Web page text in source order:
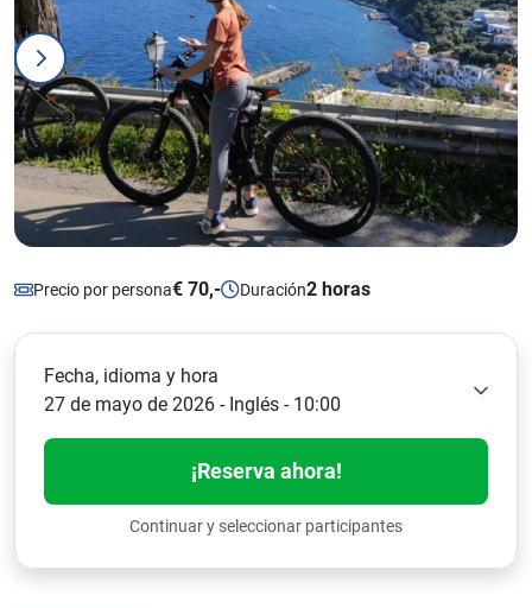
Precio por persona€ 70,- Duración2 horas
Fecha, idioma y hora
27 de mayo de 2026 - Inglés - 10:00
¡Reserva ahora!
Continuar y seleccionar participantes